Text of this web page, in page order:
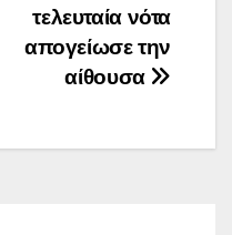
τελευταία νότα
απογείωσε την
αίθουσα